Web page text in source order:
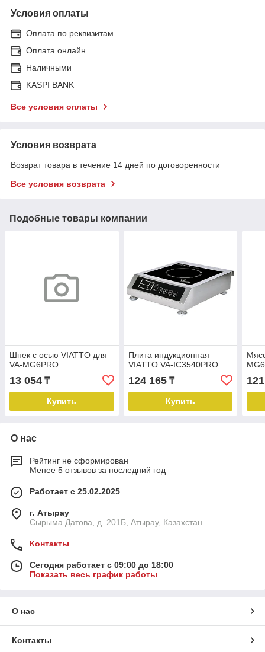
Условия оплаты
Оплата по реквизитам
Оплата онлайн
Наличными
KASPI BANK
Все условия оплаты
Условия возврата
Возврат товара в течение 14 дней по договоренности
Все условия возврата
Подобные товары компании
Шнек с осью VIATTO для
VA-MG6PRO
13 054 ₸
Купить
Плита индукционная
VIATTO VA-IC3540PRO
124 165₸
Купить
О нас
Рейтинг не сформирован
Менее 5 отзывов за последний год
Работает с 25.02.2025
г. Атырау
Сырыма Датова, д. 201Б, Атырау, Казахстан
Контакты
Сегодня работает с 09:00 до 18:00
Показать весь график работы
О нас
Контакты